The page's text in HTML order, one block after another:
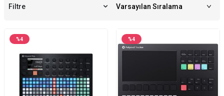
Filtre
%4 %4